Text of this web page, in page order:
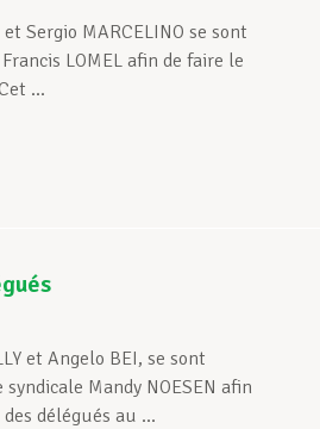
Sergio MARCELINO se sont
LOMEL afin de faire le
...
et Angelo BEI, se sont
Mandy NOESEN afin
délégués au ...